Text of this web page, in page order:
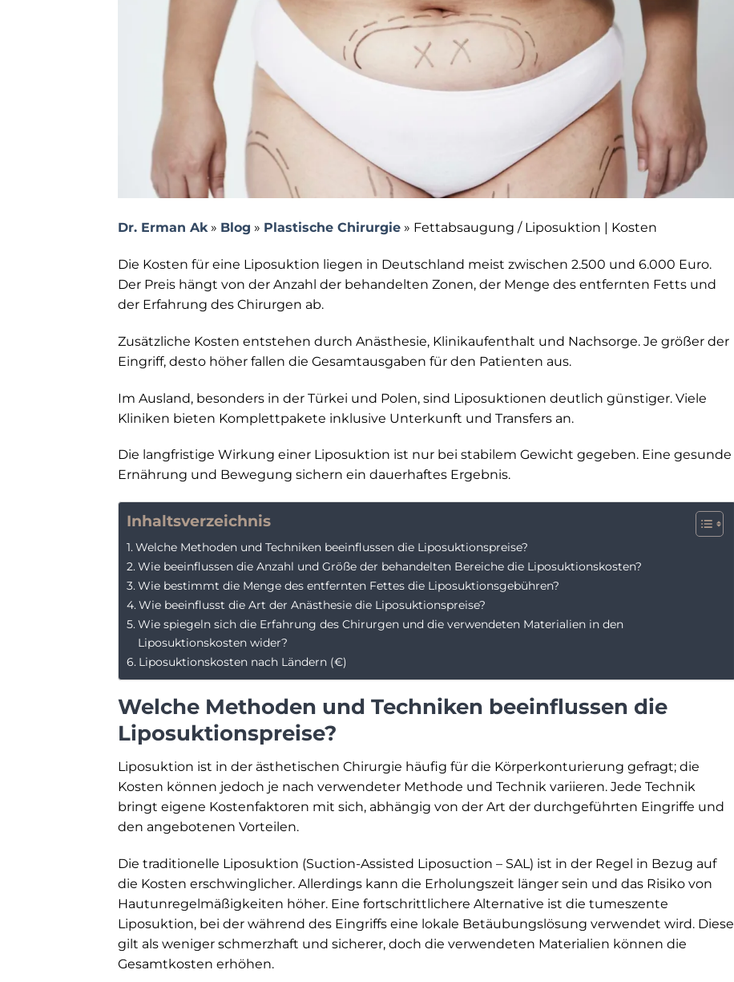
Dr. Erman Ak» Blog » Plastische Chirurgie » Fettabsaugung / Liposuktion | Kosten
Die Kosten für eine Liposuktion liegen in Deutschland meist zwischen 2.500 und 6.000 Euro.
Der Preis hängt von der Anzahl der behandelten Zonen, der Menge des entfernten Fetts und
der Erfahrung des Chirurgen ab.
Zusätzliche Kosten entstehen durch Anästhesie, Klinikaufenthalt und Nachsorge. Je größer der
Eingriff, desto höher fallen die Gesamtausgaben für den Patienten aus.
Im Ausland, besonders in der Türkei und Polen, sind Liposuktionen deutlich günstiger. Viele
Kliniken bieten Komplettpakete inklusive Unterkunft und Transfers an.
Die langfristige Wirkung einer Liposuktion ist nur bei stabilem Gewicht gegeben. Eine gesunde
Ernährung und Bewegung sichern ein dauerhaftes Ergebnis.
Inhaltsverzeichnis
Welche Methoden und Techniken beeinflussen die Liposuktionspreise?
Wie beeinflussen die Anzahl und Größe der behandelten Bereiche die Liposuktionskosten?
Wie bestimmt die Menge des entfernten Fettes die Liposuktionsgebühren?
Wie beeinflusst die Art der Anästhesie die Liposuktionspreise?
Wie spiegeln sich die Erfahrung des Chirurgen und die verwendeten Materialien in den
Liposuktionskosten wider?
Liposuktionskosten nach Ländern (€)
Welche Methoden und Techniken beeinflussen die
Liposuktionspreise?
Liposuktion ist in der ästhetischen Chirurgie häufig für die Körperkonturierung gefragt; die
Kosten können jedoch je nach verwendeter Methode und Technik variieren. Jede Technik
bringt eigene Kostenfaktoren mit sich, abhängig von der Art der durchgeführten Eingriffe und
den angebotenen Vorteilen.
Die traditionelle Liposuktion (Suction-Assisted Liposuction – SAL) ist in der Regel in Bezug auf
die Kosten erschwinglicher. Allerdings kann die Erholungszeit länger sein und das Risiko von
Hautunregelmäßigkeiten höher. Eine fortschrittlichere Alternative ist die tumeszente
Liposuktion, bei der während des Eingriffs eine lokale Betäubungslösung verwendet wird. Diese
gilt als weniger schmerzhaft und sicherer, doch die verwendeten Materialien können die
Gesamtkosten erhöhen.